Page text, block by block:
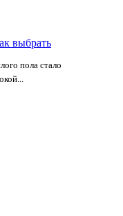
выбрать
пола стало